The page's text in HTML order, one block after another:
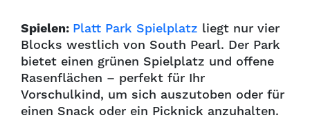
Spielen: Platt Park Spielplatz liegt nur vier
Blocks westlich von South Pearl. Der Park
bietet einen grünen Spielplatz und offene
Rasenflächen – perfekt für Ihr
Vorschulkind, um sich auszutoben oder für
einen Snack oder ein Picknick anzuhalten.